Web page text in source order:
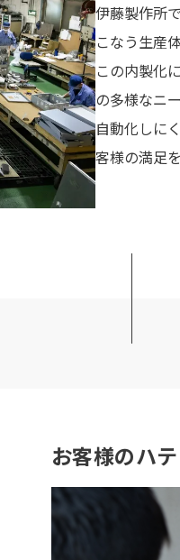
伊藤製作所
こなう生産
この内製化
の多様なニ
自動化しに
客様の満足
お客様のハ